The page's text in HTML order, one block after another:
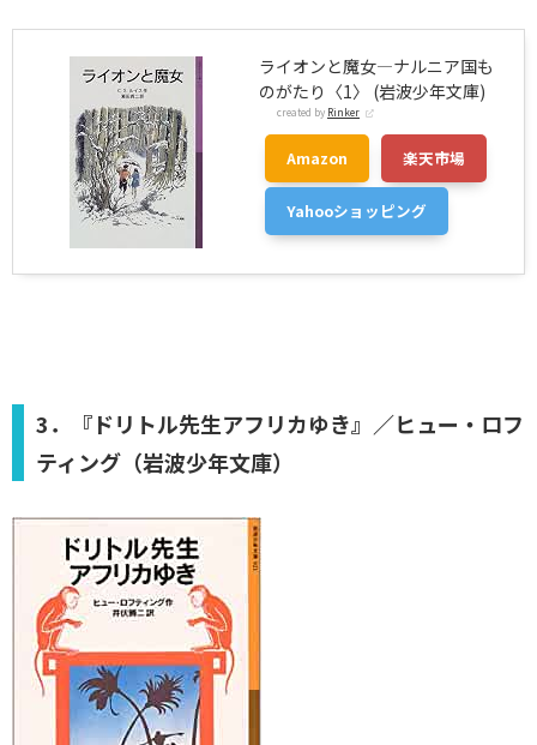
ライオンと魔女―ナルニア国も
のがたり〈1〉 (岩波少年文庫)
created by Rinker
Amazon 楽天市場
Yahooショッピング
3．『ドリトル先生アフリカゆき』／ヒュー・ロフ
ティング（岩波少年文庫）